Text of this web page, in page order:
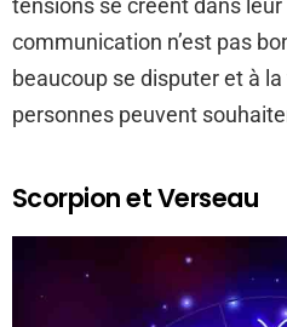
communication n’est pas
beaucoup se disputer et à
personnes peuvent
Scorpion et Verseau